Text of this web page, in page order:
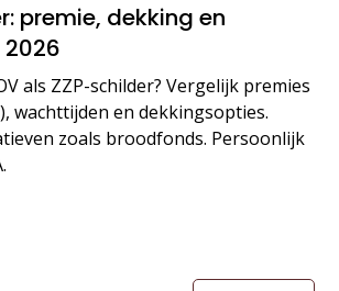
premie, dekking en
als ZZP-schilder? Vergelijk premies
wachttijden en dekkingsopties.
zoals broodfonds. Persoonlijk